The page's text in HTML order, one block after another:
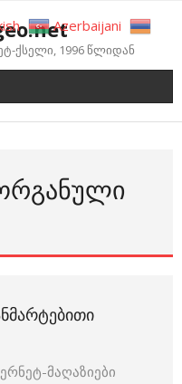
ქსელი, 1996 წლიდან
ᲝᲠᲒᲐᲜᲣᲚᲘ
მაღაზიები
Azerbaijani